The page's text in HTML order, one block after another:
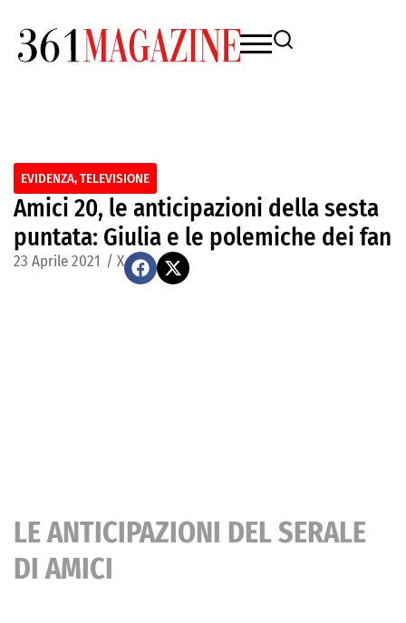
EVIDENZA,TELEVISIONE
Amici 20, le anticipazioni della sesta
puntata: Giulia e le polemiche dei fan
23 Aprile 2021 / X
LE ANTICIPAZIONI DEL SERALE
DI AMICI